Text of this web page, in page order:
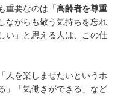
重要なのは「高齢者を尊重
ながらも敬う気持ちを忘れ
い」と思える人は、この仕
人を楽しませたいというホ
」「気働きができる」など